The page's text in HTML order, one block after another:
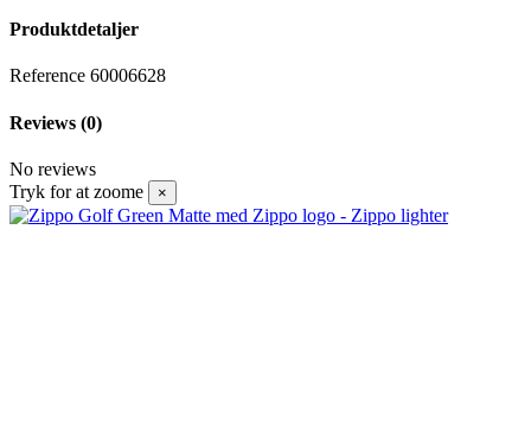
Produktdetaljer
Reference 60006628
Reviews (0)
No reviews
Tryk for at zoome
×